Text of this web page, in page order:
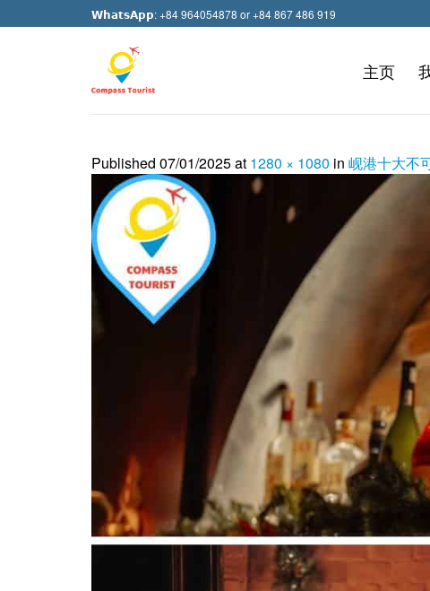
to
𝗪𝗵𝗮𝘁𝘀𝗔𝗽𝗽: +84 964054878 or +84 867 486 919
主页
Published 07/01/2025at 1280 × 1080 in 岘港十大不